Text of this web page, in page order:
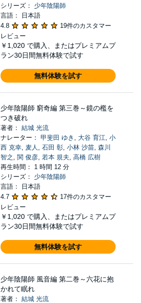
シリーズ： 少年陰陽師
言語： 日本語
4.8
19件のカスタマー
レビュー
￥1,020 で購入、またはプレミアムプ
ラン30日間無料体験で試す
無料体験を試す
少年陰陽師 窮奇編 第三巻～鏡の檻を
つき破れ
著者： 結城 光流
ナレーター： 甲斐田 ゆき 大谷 育江 小
西 克幸, 麦人 石田 彰, 小林 沙苗, 森川
智之
関 俊彦, 若本 規夫 高橋 広樹
再生時間： 1 時間 12 分
シリーズ： 少年陰陽師
言語： 日本語
4.7
17件のカスタマー
レビュー
￥1,020 で購入、またはプレミアムプ
ラン30日間無料体験で試す
無料体験を試す
少年陰陽師 風音編 第二巻～六花に抱
かれて眠れ
著者： 結城 光流